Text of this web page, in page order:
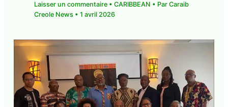
Laisser un commentaire • CARIBBEAN • Par Caraib
Creole News • 1 avril 2026